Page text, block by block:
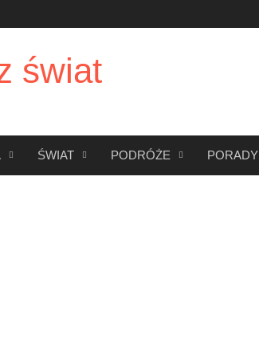
świat
ŚWIAT PODRÓŻE PORADY